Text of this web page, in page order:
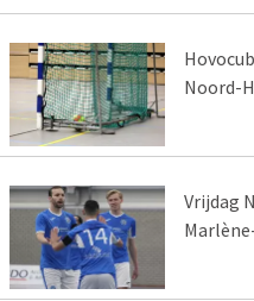
Noord-
Vrijdag